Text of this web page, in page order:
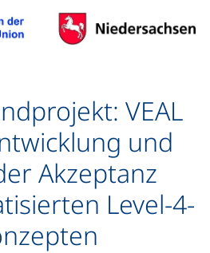
VEAL
und
Akzeptanz
Level-4-